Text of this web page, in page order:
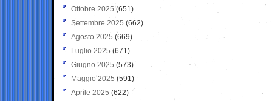
Ottobre 2025 (651)
Settembre 2025 (662)
Agosto 2025 (669)
Luglio 2025 (671)
Giugno 2025 (573)
Maggio 2025 (591)
Aprile 2025 (622)